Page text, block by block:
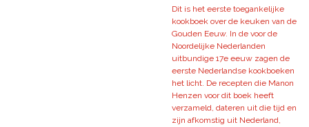
Dit is het eerste toegankelijke
kookboek over de keuken van de
Gouden Eeuw. In de voor de
Noordelijke Nederlanden
uitbundige 17e eeuw zagen de
eerste Nederlandse kookboeken
het licht. De recepten die Manon
Henzen voor dit boek heeft
verzameld, dateren uit die tijd en
zijn afkomstig uit Nederland,